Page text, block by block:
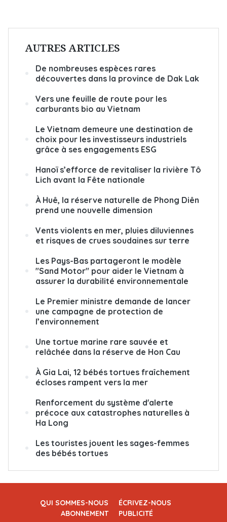
AUTRES ARTICLES
De nombreuses espèces rares
découvertes dans la province de Dak Lak
Vers une feuille de route pour les
carburants bio au Vietnam
Le Vietnam demeure une destination de
choix pour les investisseurs industriels
grâce à ses engagements ESG
Hanoï s’efforce de revitaliser la rivière Tô
Lich avant la Fête nationale
À Huê, la réserve naturelle de Phong Diên
prend une nouvelle dimension
Vents violents en mer, pluies diluviennes
et risques de crues soudaines sur terre
Les Pays-Bas partageront le modèle
"Sand Motor" pour aider le Vietnam à
assurer la durabilité environnementale
Le Premier ministre demande de lancer
une campagne de protection de
l’environnement
Une tortue marine rare sauvée et
relâchée dans la réserve de Hon Cau
À Gia Lai, 12 bébés tortues fraîchement
écloses rampent vers la mer
Renforcement du système d'alerte
précoce aux catastrophes naturelles à
Ha Long
Les touristes jouent les sages-femmes
des bébés tortues
QUI SOMMES-NOUS
ÉCRIVEZ-NOUS
ABONNEMENT
PUBLICITÉ